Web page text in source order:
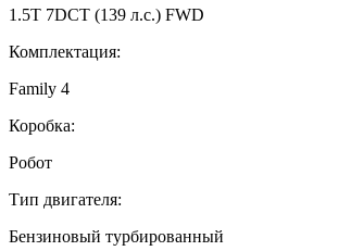
1.5T 7DCT (139 л.с.) FWD
Комплектация:
Family 4
Коробка:
Робот
Тип двигателя:
Бензиновый турбированный